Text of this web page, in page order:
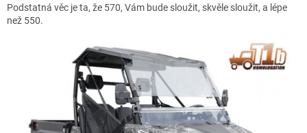
Podstatná věc je ta, že 570, Vám bude sloužit, skvěle sloužit, a lépe
než 550.